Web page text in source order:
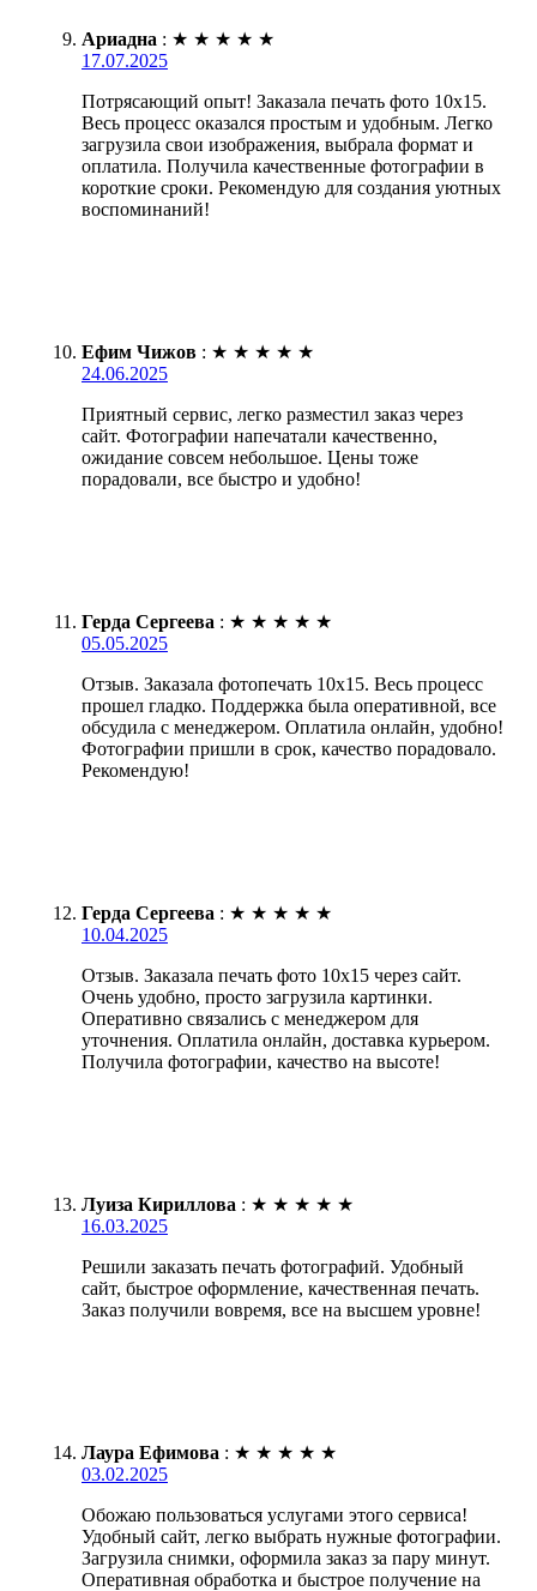
Ариадна : ★ ★ ★ ★ ★
17.07.2025
Потрясающий опыт! Заказала печать фото 10х15.
Весь процесс оказался простым и удобным. Легко
загрузила свои изображения, выбрала формат и
оплатила. Получила качественные фотографии в
короткие сроки. Рекомендую для создания уютных
воспоминаний!
Ефим Чижов : ★ ★ ★ ★ ★
24.06.2025
Приятный сервис, легко разместил заказ через
сайт. Фотографии напечатали качественно,
ожидание совсем небольшое. Цены тоже
порадовали, все быстро и удобно!
Герда Сергеева : ★ ★ ★ ★ ★
05.05.2025
Отзыв. Заказала фотопечать 10х15. Весь процесс
прошел гладко. Поддержка была оперативной, все
обсудила с менеджером. Оплатила онлайн, удобно!
Фотографии пришли в срок, качество порадовало.
Рекомендую!
Герда Сергеева : ★ ★ ★ ★ ★
10.04.2025
Отзыв. Заказала печать фото 10х15 через сайт.
Очень удобно, просто загрузила картинки.
Оперативно связались с менеджером для
уточнения. Оплатила онлайн, доставка курьером.
Получила фотографии, качество на высоте!
Луиза Кириллова : ★ ★ ★ ★ ★
16.03.2025
Решили заказать печать фотографий. Удобный
сайт, быстрое оформление, качественная печать.
Заказ получили вовремя, все на высшем уровне!
Лаура Ефимова : ★ ★ ★ ★ ★
03.02.2025
Обожаю пользоваться услугами этого сервиса!
Удобный сайт, легко выбрать нужные фотографии.
Загрузила снимки, оформила заказ за пару минут.
Оперативная обработка и быстрое получение на